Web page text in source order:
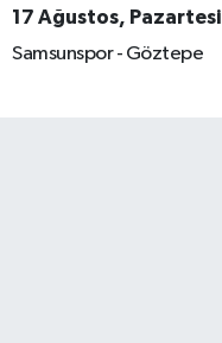
17 Ağustos, Pazartesi
Samsunspor - Göztepe